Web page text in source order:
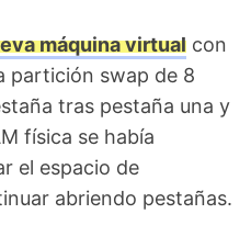
máquina virtual con
partición swap de 8
tras pestaña una y
física se había
el espacio de
abriendo pestañas.